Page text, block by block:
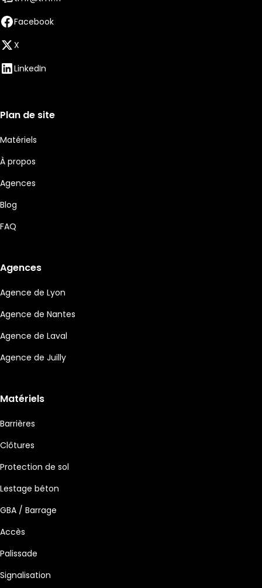
Facebook
X
LinkedIn
Plan de site
Matériels
À propos
Agences
Blog
FAQ
Agences
Agence de Lyon
Agence de Nantes
Agence de Laval
Agence de Juilly
Matériels
Barrières
Clôtures
Protection de sol
Lestage béton
GBA / Barrage
Accès
Palissade
Signalisation